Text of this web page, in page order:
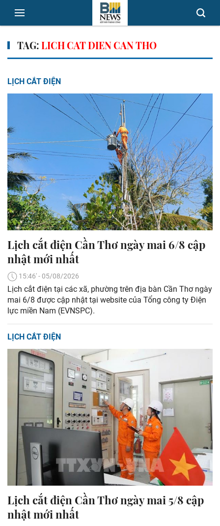
TAG:LICH CAT DIEN CAN THO
LỊCH CẮT ĐIỆN
Lịch cắt điện Cần Thơ ngày mai 6/8 cập
nhật mới nhất
15:46' - 05/08/2026
Lịch cắt điện tại các xã, phường trên địa bàn Cần Thơ ngày
mai 6/8 được cập nhật tại website của Tổng công ty Điện
lực miền Nam (EVNSPC).
LỊCH CẮT ĐIỆN
Lịch cắt điện Cần Thơ ngày mai 5/8 cập
nhật mới nhất